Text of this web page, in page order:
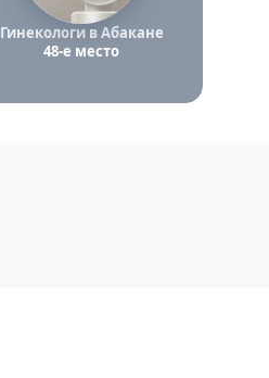
Гинекологи в Абакане
48-е место